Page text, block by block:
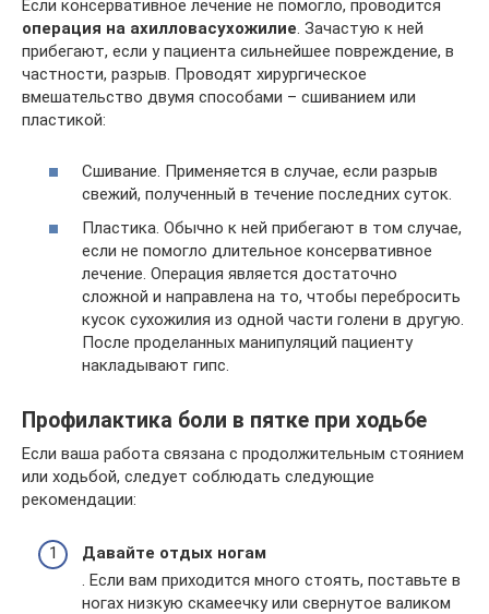
Если консервативное лечение не помогло, проводится
операция на ахилловасухожилие. Зачастую к ней
прибегают, если у пациента сильнейшее повреждение, в
частности, разрыв. Проводят хирургическое
вмешательство двумя способами – сшиванием или
пластикой:
Сшивание. Применяется в случае, если разрыв
свежий, полученный в течение последних суток.
Пластика. Обычно к ней прибегают в том случае,
если не помогло длительное консервативное
лечение. Операция является достаточно
сложной и направлена на то, чтобы перебросить
кусок сухожилия из одной части голени в другую.
После проделанных манипуляций пациенту
накладывают гипс.
Профилактика боли в пятке при ходьбе
Если ваша работа связана с продолжительным стоянием
или ходьбой, следует соблюдать следующие
рекомендации:
Давайте отдых ногам
. Если вам приходится много стоять, поставьте в
ногах низкую скамеечку или свернутое валиком